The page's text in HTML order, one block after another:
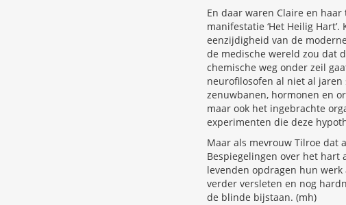
En daar waren Claire en
manifestatie ‘Het Heilig
eenzijdigheid van de
de medische wereld zou dat
chemische weg onder zeil
neurofilosofen al niet al
zenuwbanen, hormonen en
maar ook het ingebrachte
experimenten die deze
Maar als mevrouw Tilroe dat
Bespiegelingen over het hart
levenden opdragen hun
verder versleten en nog
de blinde bijstaan. (mh)